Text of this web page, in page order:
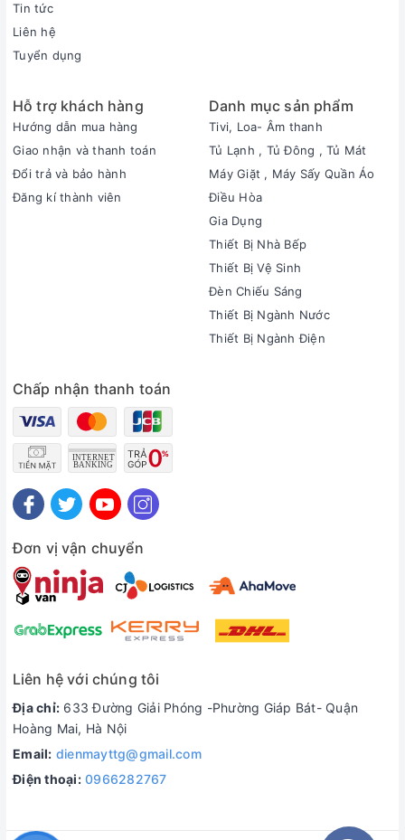
Tin tức
Liên hệ
Tuyển dụng
Hỗ trợ khách hàng
Hướng dẫn mua hàng
Giao nhận và thanh toán
Đổi trả và bảo hành
Đăng kí thành viên
Danh mục sản phẩm
Tivi, Loa- Âm thanh
Tủ Lạnh , Tủ Đông , Tủ Mát
Máy Giặt , Máy Sấy Quần Áo
Điều Hòa
Gia Dụng
Thiết Bị Nhà Bếp
Thiết Bị Vệ Sinh
Đèn Chiếu Sáng
Thiết Bị Ngành Nước
Thiết Bị Ngành Điện
Chấp nhận thanh toán
Đơn vị vận chuyển
Liên hệ với chúng tôi
Địa chỉ: 633 Đường Giải Phóng -Phường Giáp Bát- Quận
Hoàng Mai, Hà Nội
Email: dienmayttg@gmail.com
Điện thoại: 0966282767